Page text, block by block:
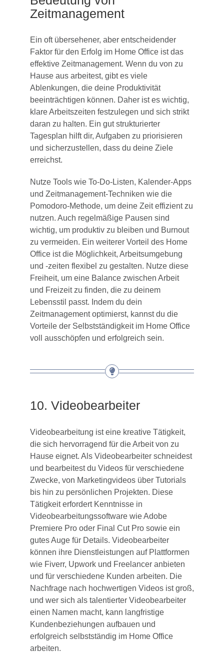
Zeitmanagement
Ein oft übersehener, aber entscheidender
Faktor für den Erfolg im Home Office ist das
effektive Zeitmanagement. Wenn du von zu
Hause aus arbeitest, gibt es viele
Ablenkungen, die deine Produktivität
beeinträchtigen können. Daher ist es wichtig,
klare Arbeitszeiten festzulegen und sich strikt
daran zu halten. Ein gut strukturierter
Tagesplan hilft dir, Aufgaben zu priorisieren
und sicherzustellen, dass du deine Ziele
erreichst.
Nutze Tools wie To-Do-Listen, Kalender-Apps
und Zeitmanagement-Techniken wie die
Pomodoro-Methode, um deine Zeit effizient zu
nutzen. Auch regelmäßige Pausen sind
wichtig, um produktiv zu bleiben und Burnout
zu vermeiden. Ein weiterer Vorteil des Home
Office ist die Möglichkeit, Arbeitsumgebung
und -zeiten flexibel zu gestalten. Nutze diese
Freiheit, um eine Balance zwischen Arbeit
und Freizeit zu finden, die zu deinem
Lebensstil passt. Indem du dein
Zeitmanagement optimierst, kannst du die
Vorteile der Selbstständigkeit im Home Office
voll ausschöpfen und erfolgreich sein.
10. Videobearbeiter
Videobearbeitung ist eine kreative Tätigkeit,
die sich hervorragend für die Arbeit von zu
Hause eignet. Als Videobearbeiter schneidest
und bearbeitest du Videos für verschiedene
Zwecke, von Marketingvideos über Tutorials
bis hin zu persönlichen Projekten. Diese
Tätigkeit erfordert Kenntnisse in
Videobearbeitungssoftware wie Adobe
Premiere Pro oder Final Cut Pro sowie ein
gutes Auge für Details. Videobearbeiter
können ihre Dienstleistungen auf Plattformen
wie Fiverr, Upwork und Freelancer anbieten
und für verschiedene Kunden arbeiten. Die
Nachfrage nach hochwertigen Videos ist groß,
und wer sich als talentierter Videobearbeiter
einen Namen macht, kann langfristige
Kundenbeziehungen aufbauen und
erfolgreich selbstständig im Home Office
arbeiten.